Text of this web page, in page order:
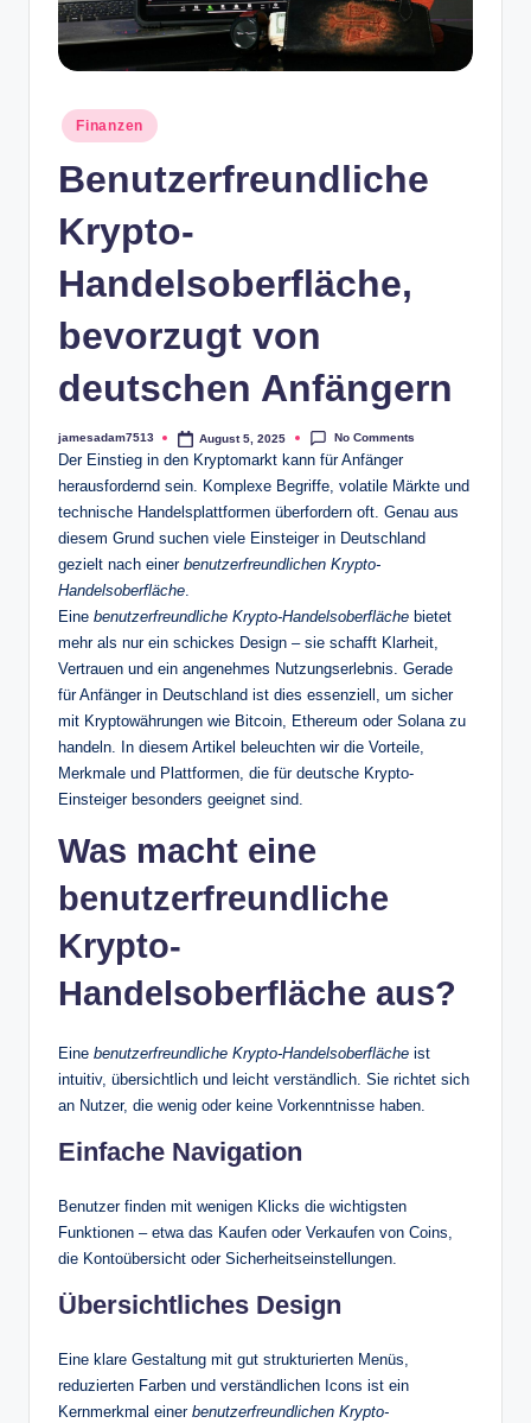
Posted
in
Finanzen
Benutzerfreundliche
Krypto-
Handelsoberfläche,
bevorzugt von
deutschen Anfängern
Posted
by
jamesadam7513 August 5, 2025 No Comments
Der Einstieg in den Kryptomarkt kann für Anfänger
herausfordernd sein. Komplexe Begriffe, volatile Märkte und
technische Handelsplattformen überfordern oft. Genau aus
diesem Grund suchen viele Einsteiger in Deutschland
gezielt nach einer benutzerfreundlichen Krypto-
Handelsoberfläche.
Eine benutzerfreundliche Krypto-Handelsoberfläche bietet
mehr als nur ein schickes Design – sie schafft Klarheit,
Vertrauen und ein angenehmes Nutzungserlebnis. Gerade
für Anfänger in Deutschland ist dies essenziell, um sicher
mit Kryptowährungen wie Bitcoin, Ethereum oder Solana zu
handeln. In diesem Artikel beleuchten wir die Vorteile,
Merkmale und Plattformen, die für deutsche Krypto-
Einsteiger besonders geeignet sind.
Was macht eine
benutzerfreundliche
Krypto-
Handelsoberfläche aus?
Eine benutzerfreundliche Krypto-Handelsoberfläche ist
intuitiv, übersichtlich und leicht verständlich. Sie richtet sich
an Nutzer, die wenig oder keine Vorkenntnisse haben.
Einfache Navigation
Benutzer finden mit wenigen Klicks die wichtigsten
Funktionen – etwa das Kaufen oder Verkaufen von Coins,
die Kontoübersicht oder Sicherheitseinstellungen.
Übersichtliches Design
Eine klare Gestaltung mit gut strukturierten Menüs,
reduzierten Farben und verständlichen Icons ist ein
Kernmerkmal einer benutzerfreundlichen Krypto-